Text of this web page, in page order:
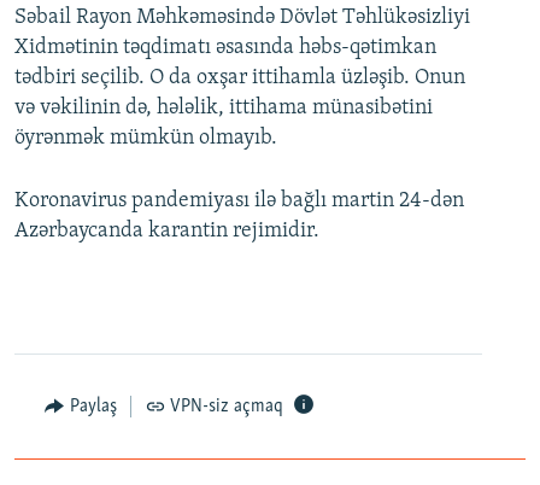
Səbail Rayon Məhkəməsində Dövlət Təhlükəsizliyi
Xidmətinin təqdimatı əsasında həbs-qətimkan
tədbiri seçilib. O da oxşar ittihamla üzləşib. Onun
və vəkilinin də, hələlik, ittihama münasibətini
öyrənmək mümkün olmayıb.
Koronavirus pandemiyası ilə bağlı martin 24-dən
Azərbaycanda karantin rejimidir.
Paylaş VPN-siz açmaq